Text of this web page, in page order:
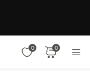
0 0